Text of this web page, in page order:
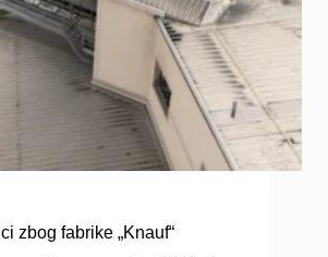
zbog fabrike „Knauf“